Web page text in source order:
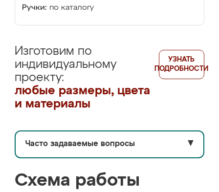
Ручки: по каталогу
Изготовим по
индивидуальному
проекту:
любые размеры, цвета
и материалы
УЗНАТЬ
ПОДРОБНОСТИ
Часто задаваемые вопросы ▼
Схема работы